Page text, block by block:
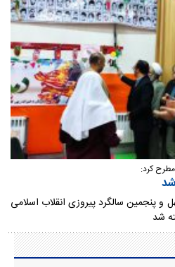
کرد:
و‌ پنجمین سالگرد پیروزی انقلاب اسلامی
شد